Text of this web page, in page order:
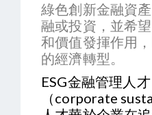
綠色創新金融資
融或投資，並希
和價值發揮作用
的經濟轉型。
ESG金融管理人
（corporate